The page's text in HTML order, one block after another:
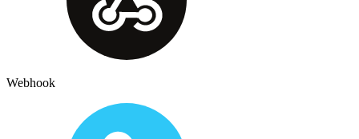
Webhook